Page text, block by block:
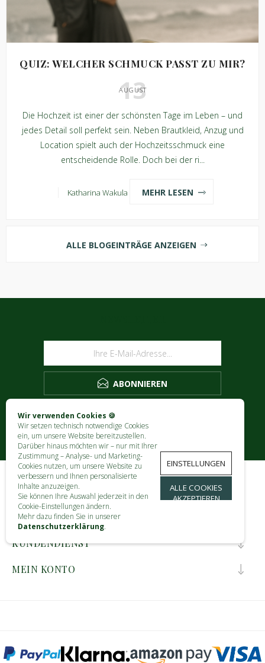
QUIZ: WELCHER SCHMUCK PASST ZU MIR?
13
AUGUST
Die Hochzeit ist einer der schönsten Tage im Leben – und
jedes Detail soll perfekt sein. Neben Brautkleid, Anzug und
Location spielt auch der Hochzeitsschmuck eine
entscheidende Rolle. Doch bei der ri...
Katharina Wakula MEHR LESEN
ALLE BLOGEINTRÄGE ANZEIGEN
Wir verwenden Cookies 🍪
Wir setzen technisch notwendige Cookies
ein, um unsere Website bereitzustellen.
Darüber hinaus möchten wir – nur mit Ihrer
Zustimmung – Analyse- und Marketing-
Cookies nutzen, um unsere Website zu
verbessern und Ihnen personalisierte
Inhalte anzuzeigen.
Sie können Ihre Auswahl jederzeit in den
Cookie-Einstellungen ändern.
Mehr dazu finden Sie in unserer
Datenschutzerklärung.
EINSTELLUNGEN
ALLE COOKIES
AKZEPTIEREN
ABONNIEREN
KONTAKT
INFORMATIONEN
KUNDENDIENST
MEIN KONTO